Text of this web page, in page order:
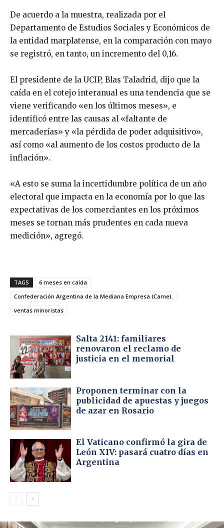
De acuerdo a la muestra, realizada por el
Departamento de Estudios Sociales y Económicos de
la entidad marplatense, en la comparación con mayo
se registró, en tanto, un incremento del 0,16.
El presidente de la UCIP, Blas Taladrid, dijo que la
caída en el cotejo interanual es una tendencia que se
viene verificando «en los últimos meses», e
identificó entre las causas al «faltante de
mercaderías» y «la pérdida de poder adquisitivo»,
así como «al aumento de los costos producto de la
inflación».
«A esto se suma la incertidumbre política de un año
electoral que impacta en la economía por lo que las
expectativas de los comerciantes en los próximos
meses se tornan más prudentes en cada nueva
medición», agregó.
TAGS
6 meses en caída
Confederación Argentina de la Mediana Empresa (Came).
ventas minoristas
Salta 2141: familiares
renovaron el reclamo de
justicia en el memorial
Proponen terminar con la
publicidad de apuestas y juegos
de azar en Rosario
El Vaticano confirmó la gira de
León XIV: pasará cuatro días en
Argentina